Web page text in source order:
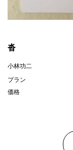
沓
小林功二
プラン
価格